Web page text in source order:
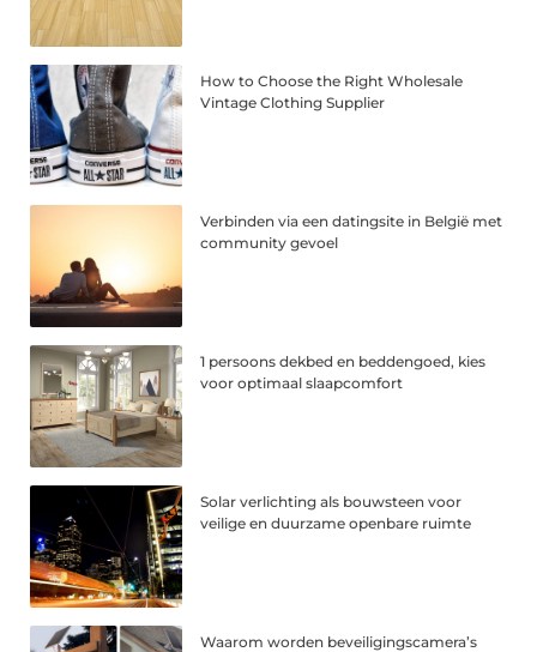
How to Choose the Right Wholesale
Vintage Clothing Supplier
Verbinden via een datingsite in België met
community gevoel
1 persoons dekbed en beddengoed, kies
voor optimaal slaapcomfort
Solar verlichting als bouwsteen voor
veilige en duurzame openbare ruimte
Waarom worden beveiligingscamera’s